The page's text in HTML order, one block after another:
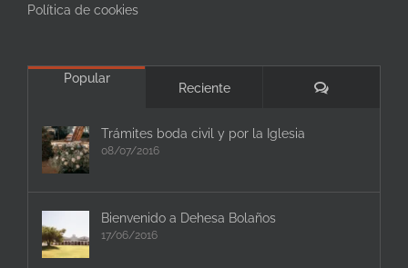
Política de cookies
Popular
Reciente Comentarios
Trámites boda civil y por la Iglesia
08/07/2016
Bienvenido a Dehesa Bolaños
17/06/2016